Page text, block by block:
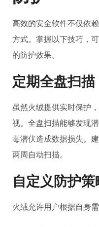
高效的安全软件不仅依
方式。掌握以下技巧，
的防护效果。
定期全盘扫描
虽然火绒提供实时保护
视。全盘扫描能够发现
毒潜伏造成数据损失。
两周自动扫描。
自定义防护策
火绒允许用户根据自身